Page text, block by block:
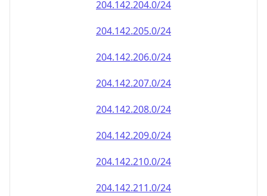
204.142.204.0/24
204.142.205.0/24
204.142.206.0/24
204.142.207.0/24
204.142.208.0/24
204.142.209.0/24
204.142.210.0/24
204.142.211.0/24